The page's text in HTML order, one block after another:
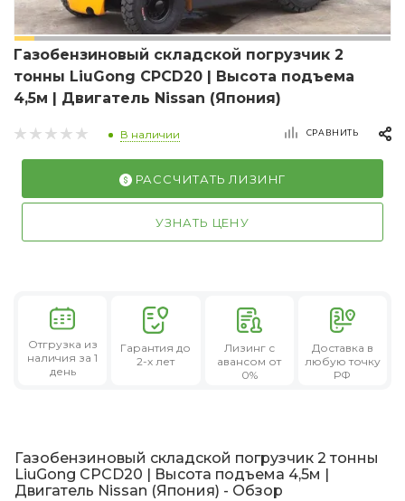
Газобензиновый складской погрузчик 2
тонны LiuGong CPCD20 | Высота подъема
4,5м | Двигатель Nissan (Япония)
В наличии СРАВНИТЬ
РАССЧИТАТЬ ЛИЗИНГ
УЗНАТЬ ЦЕНУ
Отгрузка из
наличия за 1
день
Гарантия до
2-х лет
Лизингс
авансом от
0%
Доставка в
любую точку
РФ
Газобензиновый складской погрузчик 2 тонны
LiuGong CPCD20 | Высота подъема 4,5м |
Двигатель Nissan (Япония) - Обзор